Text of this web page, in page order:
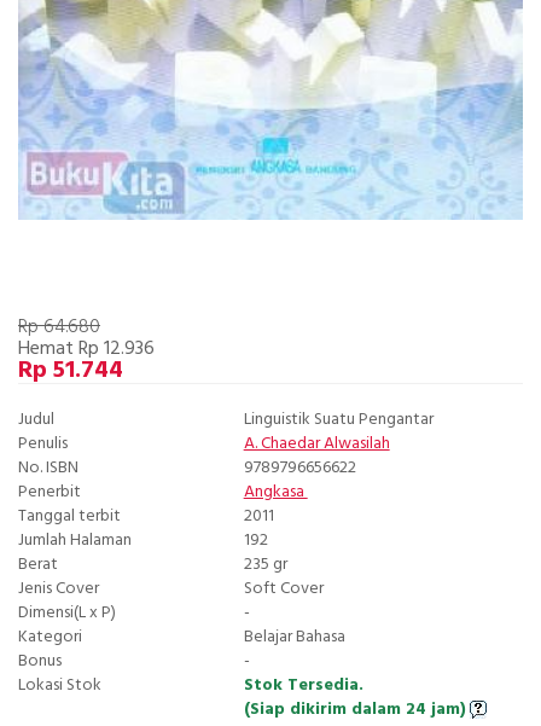
Rp 64.680
Hemat Rp 12.936
Rp 51.744
Judul
Linguistik Suatu Pengantar
Penulis
A. Chaedar Alwasilah
No. ISBN
9789796656622
Penerbit
Angkasa
Tanggal terbit
2011
Jumlah Halaman
192
Berat
235 gr
Jenis Cover
Soft Cover
Dimensi(L x P)
-
Kategori
Belajar Bahasa
Bonus
-
Lokasi Stok
Stok Tersedia.
(Siap dikirim dalam 24 jam)